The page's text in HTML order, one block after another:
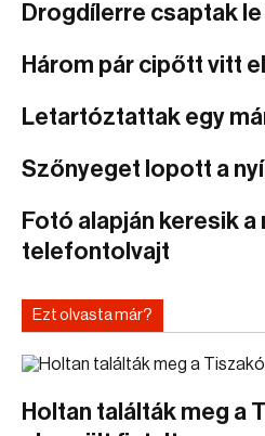
Drogdílerre csaptak
Három pár cipőtt vitt
Letartóztattak egy
Szőnyeget lopott a
Fotó alapján keresik a
telefontolvajt
Ezt olvasta már?
Holtan találták meg a